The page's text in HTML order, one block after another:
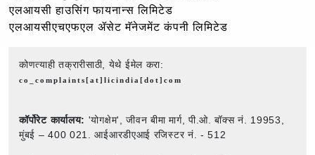
एलआयसी हाउसिंग फायनान्स लिमिटेड
एलआयसीएचएफएल ॲसेट मॅनेजमेंट कंपनी लिमिटेड
कोणत्याही तक्रारीसाठी, येथे ईमेल करा:
co_complaints[at]licindia[dot]com
कॉर्पोरेट कार्यालय: 'योगक्षेम', जीवन बीमा मार्ग, पी.ओ. बॉक्स नं. 19953,
मुंबई – 400 021. आईआरडीएआई रजिस्टर नं. - 512